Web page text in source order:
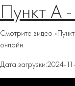
Пункт А
Смотрите видео
онлайн
Дата загрузки:2024-